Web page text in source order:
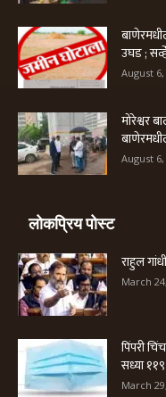
उघड ;
August 6,
मोरेश्वर
August 6,
लोकप्रिय पोस्ट
राहुल
March
पिंपरी
सध्या
March